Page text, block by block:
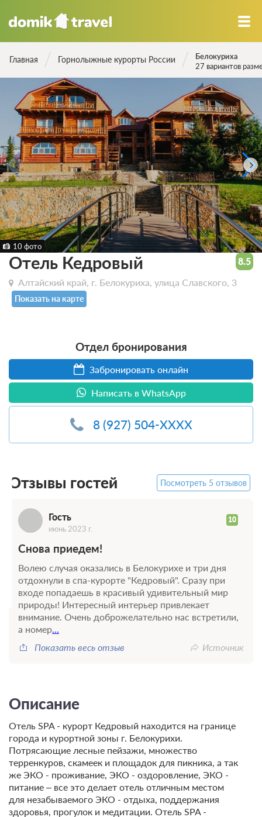
Главная Горнолыжные курорты России
Белокуриха
27 вариантов
10 фото
Отель Кедровый
Алтайский край, г. Белокуриха, улица Славского, 3
Показать на карте
Отдел бронирования
Забронировать онлайн
Написать в WhatsApp
8 (927) 504-XXXX
8.5
Отзывы гостей Посмотреть 5 отзывов
Гость 10
июнь 2023 г.
Снова приедем!
Волею случая оказались в Белокурихе и три дня
отдохнули в спа-курорте "Кедровый". Сразу при
входе попадаешь в красивый удивительный мир
природы! Интересный интерьер привлекает
внимание. Очень доброжелательно нас встретили,
а номер...
Показать весь отзыв
Источник
Описание
Отель SPA - курорт Кедровый находится на границе
города и курортной зоны г. Белокурихи.
Потрясающие лесные пейзажи, множество
терренкуров, скамеек и площадок для пикника, а так
же ЭКО - проживание, ЭКО - оздоровление, ЭКО -
питание – все это делает отель отличным местом
для незабываемого ЭКО - отдыха, поддержания
здоровья, прогулок и медитации. Отель SPA -